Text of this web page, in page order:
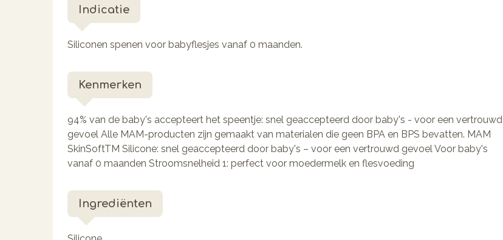
Indicatie
Siliconen spenen voor babyflesjes vanaf 0 maanden.
Kenmerken
94% van de baby's accepteert het speentje: snel geaccepteerd door baby's - voor een vertrouwd
gevoel Alle MAM-producten zijn gemaakt van materialen die geen BPA en BPS bevatten. MAM
SkinSoftTM Silicone: snel geaccepteerd door baby's – voor een vertrouwd gevoel Voor baby's
vanaf 0 maanden Stroomsnelheid 1: perfect voor moedermelk en flesvoeding
Ingrediënten